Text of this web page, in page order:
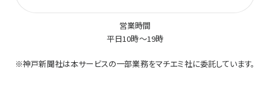
営業時間
平日10時～19時
※神戸新聞社は本サービスの一部業務をマチエミ社に委託しています。